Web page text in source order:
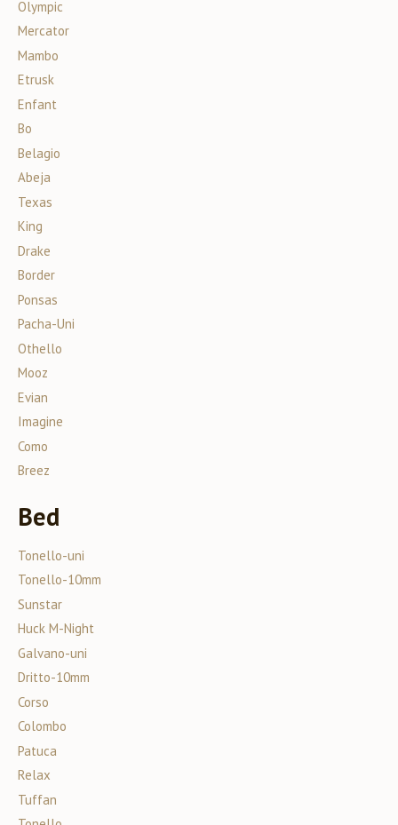
Olympic
Mercator
Mambo
Etrusk
Enfant
Bo
Belagio
Abeja
Texas
King
Drake
Border
Ponsas
Pacha-Uni
Othello
Mooz
Evian
Imagine
Como
Breez
Bed
Tonello-uni
Tonello-10mm
Sunstar
Huck M-Night
Galvano-uni
Dritto-10mm
Corso
Colombo
Patuca
Relax
Tuffan